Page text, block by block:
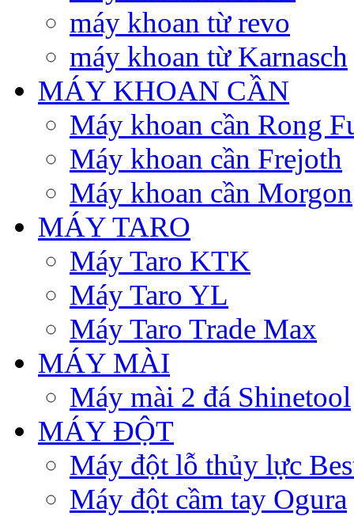
máy khoan từ revo
máy khoan từ Karnasch
MÁY KHOAN CẦN
Máy khoan cần Rong
Máy khoan cần Frejoth
Máy khoan cần Morgon
MÁY TARO
Máy Taro KTK
Máy Taro YL
Máy Taro Trade Max
MÁY MÀI
Máy mài 2 đá Shinetool
MÁY ĐỘT
Máy đột lỗ thủy lực
Máy đột cầm tay Ogura